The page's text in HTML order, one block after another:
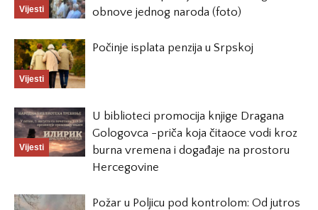
Vijesti
obnove jednog naroda (foto)
Vijesti
Počinje isplata penzija u Srpskoj
Vijesti
U biblioteci promocija knjige Dragana
Gologovca -priča koja čitaoce vodi kroz
burna vremena i događaje na prostoru
Hercegovine
Požar u Poljicu pod kontrolom: Od jutros